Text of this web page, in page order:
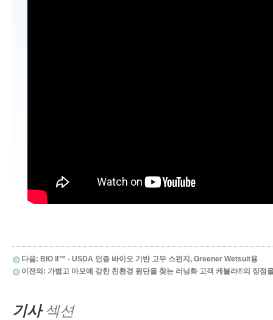
다음: BIO II™ - USDA 인증 바이오 기반 고무 스펀지, Greener Wetsuit용
이전의: 가볍고 마모에 강한 친환경 원단을 찾는 러닝화 고객 케블라®의 장점
기사섹션